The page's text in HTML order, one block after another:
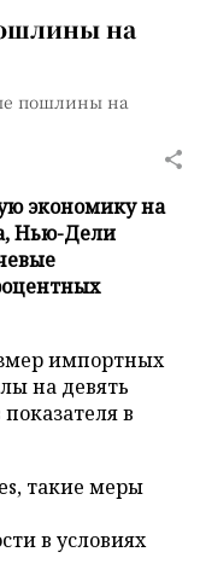
на
пошлины на
экономику на
Нью-Дели
импортных
на девять
в
такие меры
в условиях